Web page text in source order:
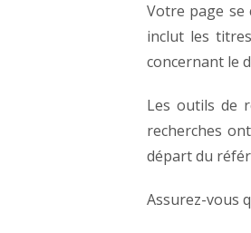
Votre page
inclut les
concernant le
Les outils de
recherches
départ du
Assurez-vous